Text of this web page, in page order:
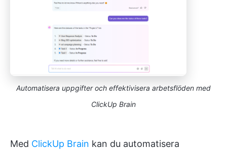
Automatisera uppgifter och effektivisera arbetsflöden med
ClickUp Brain
Med ClickUp Brain kan du automatisera